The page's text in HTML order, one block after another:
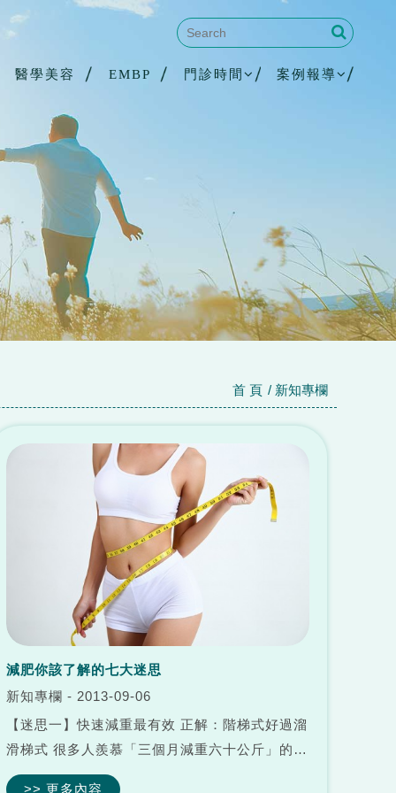
醫學美容 EMBP 門診時間 案例報導
首 頁 新知專欄
減肥你該了解的七大迷思
新知專欄 - 2013-09-06
【迷思一】快速減重最有效 正解：階梯式好過溜
滑梯式 很多人羨慕「三個月減重六十公斤」的快
速減重。但卻忽略「怎麼瘦下來，將來就可能怎
>> 更多內容